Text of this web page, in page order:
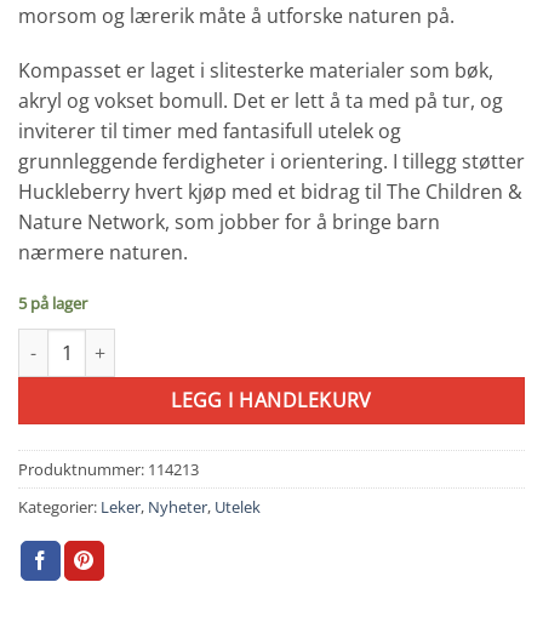
morsom og lærerik måte å utforske naturen på.
Kompasset er laget i slitesterke materialer som bøk,
akryl og vokset bomull. Det er lett å ta med på tur, og
inviterer til timer med fantasifull utelek og
grunnleggende ferdigheter i orientering. I tillegg støtter
Huckleberry hvert kjøp med et bidrag til The Children &
Nature Network, som jobber for å bringe barn
nærmere naturen.
5 på lager
Kompass – Perfekt å ta med på tur antall
LEGG I HANDLEKURV
Produktnummer: 114213
Kategorier: Leker, Nyheter, Utelek